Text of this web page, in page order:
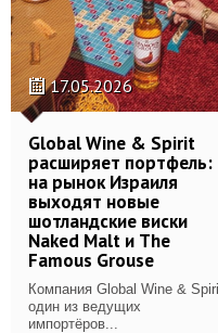
17.05.2026
Global Wine & Spirit
расширяет портфель:
на рынок Израиля
выходят новые
шотландские виски
Naked Malt и The
Famous Grouse
Компания Global Wine &
один из ведущих
импортёров...